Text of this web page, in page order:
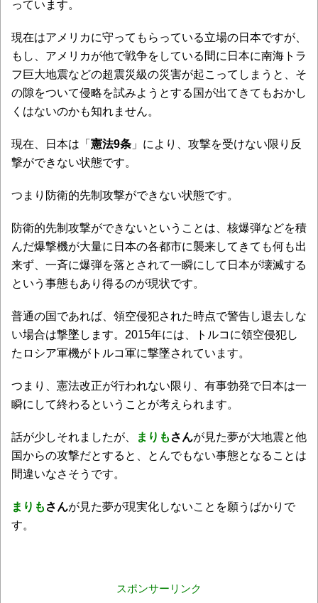
っています。
現在はアメリカに守ってもらっている立場の日本ですが、
もし、アメリカが他で戦争をしている間に日本に南海トラ
フ巨大地震などの超震災級の災害が起こってしまうと、そ
の隙をついて侵略を試みようとする国が出てきてもおかし
くはないのかも知れません。
現在、日本は「 憲法9条 」により、攻撃を受けない限り反
撃ができない状態です。
つまり防衛的先制攻撃ができない状態です。
防衛的先制攻撃ができないということは、核爆弾などを積
んだ爆撃機が大量に日本の各都市に襲来してきても何も出
来ず、一斉に爆弾を落とされて一瞬にして日本が壊滅する
という事態もあり得るのが現状です。
普通の国であれば、領空侵犯された時点で警告し退去しな
い場合は撃墜します。2015年には、トルコに領空侵犯し
たロシア軍機がトルコ軍に撃墜されています。
つまり、憲法改正が行われない限り、有事勃発で日本は一
瞬にして終わるということが考えられます。
話が少しそれましたが、 まりも さんが見た夢が大地震と他
国からの攻撃だとすると、とんでもない事態となることは
間違いなさそうです。
まりも さんが見た夢が現実化しないことを願うばかりで
す。
スポンサーリンク